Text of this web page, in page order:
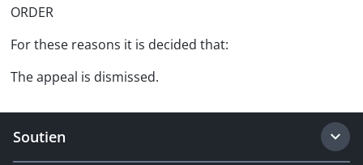
ORDER
For these reasons it is decided that:
The appeal is dismissed.
Soutien